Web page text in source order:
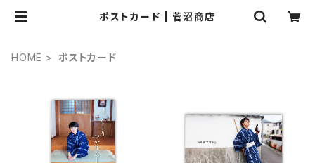
ポストカード | 菅沼商店
HOME ポストカード